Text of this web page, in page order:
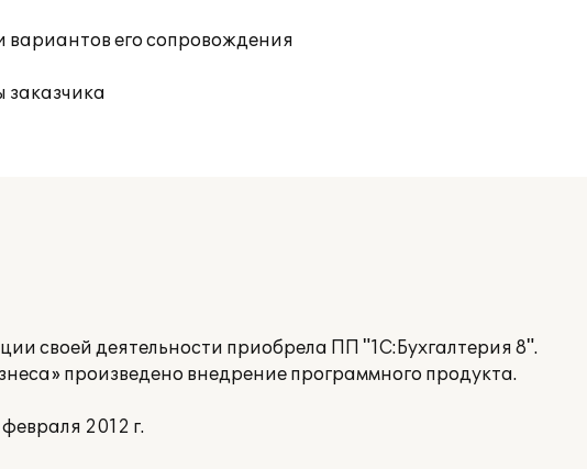
вариантов его сопровождения
заказчика
своей деятельности приобрела ПП "1C:Бухгалтерия 8".
произведено внедрение программного продукта.
2012 г.